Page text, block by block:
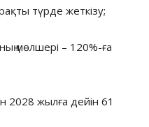
түрде жеткізу;
мөлшері – 120%-ға
2028 жылға дейін 61